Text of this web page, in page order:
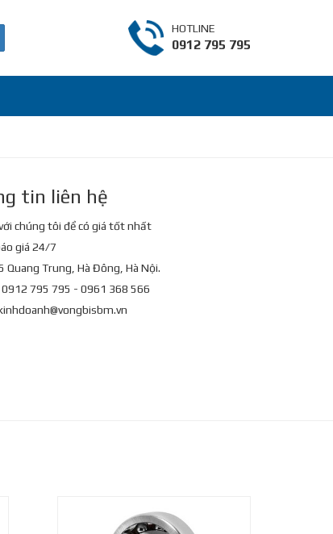
HOTLINE
0912 795 795
tin liên hệ
chúng tôi để có giá tốt nhất
giá 24/7
Quang Trung, Hà Đông, Hà Nội.
795 795 - 0961 368 566